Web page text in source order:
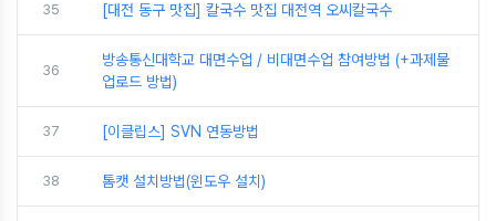
35 [대전 동구 맛집] 칼국수 맛집 대전역 오씨칼국수
36
방송통신대학교 대면수업 / 비대면수업 참여방법 (+과제물
업로드 방법)
37 [이클립스] SVN 연동방법
38 톰캣 설치방법(윈도우 설치)